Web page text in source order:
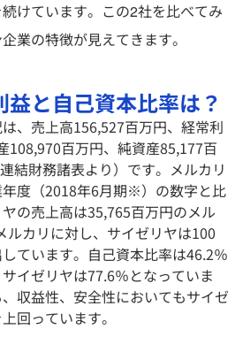
けています。この2社を比べてみ
業の特徴が見えてきます。
と自己資本比率は？
、売上高156,527百万円、経常利
108,970百万円、純資産85,177百
結財務諸表より）です。メルカリ
度（2018年6月期※）の数字と比
の売上高は35,765百万円のメル
ルカリに対し、サイゼリヤは100
ています。自己資本比率は46.2％
イゼリヤは77.6％となっていま
収益性、安全性においてもサイゼ
回っています。